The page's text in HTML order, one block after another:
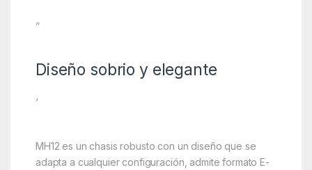
”
Diseño sobrio y elegante
‘
MH12 es un chasis robusto con un diseño que se
adapta a cualquier configuración, admite formato E-